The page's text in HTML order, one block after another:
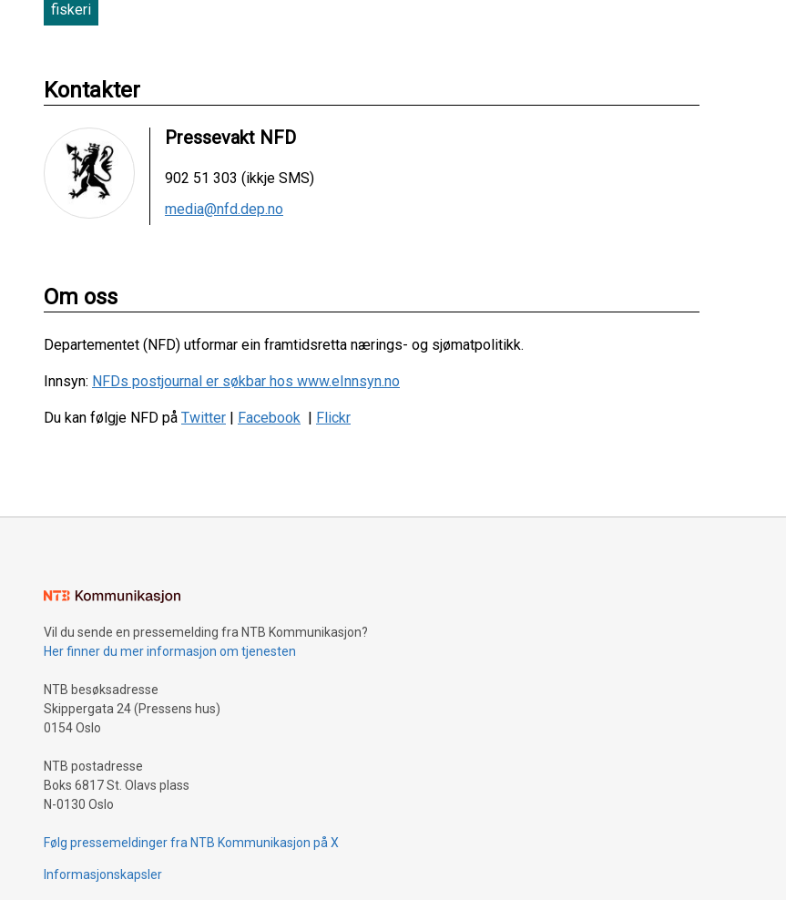
fiskeri
Kontakter
Pressevakt NFD
902 51 303 (ikkje SMS)
media@nfd.dep.no
Om oss
Departementet (NFD) utformar ein framtidsretta nærings- og sjømatpolitikk.
Innsyn: NFDs postjournal er søkbar hos www.eInnsyn.no
Du kan følgje NFD på Twitter | Facebook | Flickr
Vil du sende en pressemelding fra NTB Kommunikasjon?
Her finner du mer informasjon om tjenesten
NTB besøksadresse
Skippergata 24 (Pressens hus)
0154 Oslo
NTB postadresse
Boks 6817 St. Olavs plass
N-0130 Oslo
Følg pressemeldinger fra NTB Kommunikasjon på X
Informasjonskapsler